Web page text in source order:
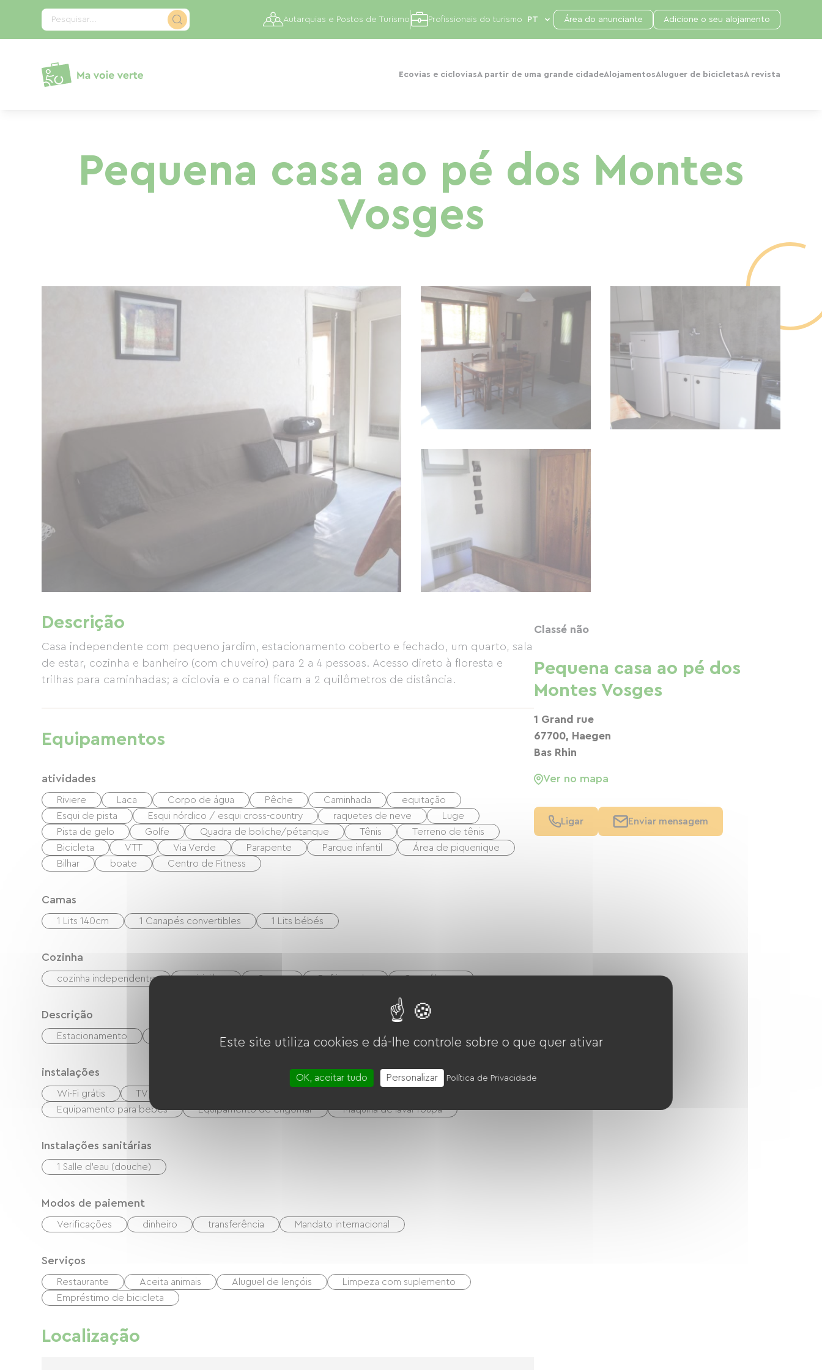
Pesquisar...
Ecovias e cicloviasA partir de uma grande cidadeAlojamentosAluguer de bicicletasA revista
Autarquias e Postos de Turismo Profissionais do turismo Área do anunciante Adicione o seu alojamento
Pequena casa ao pé dos Montes
Vosges
Descrição
Casa independente com pequeno jardim, estacionamento coberto e fechado, um quarto, sala
de estar, cozinha e banheiro (com chuveiro) para 2 a 4 pessoas. Acesso direto à floresta e
trilhas para caminhadas; a ciclovia e o canal ficam a 2 quilômetros de distância.
Equipamentos
atividades
Riviere Laca Corpo de água Pêche Caminhada
equitação
Esqui de pista
Esqui nórdico / esqui cross-country raquetes de neve
Luge
Pista de gelo
Golfe Quadra de boliche/pétanque Tênis
Terreno de tênis
Bicicleta
VTT Via Verde Parapente Parque infantil
Área de piquenique
Bilhar
boate Centro de Fitness
Camas
1 Lits 140cm 1 Canapés convertibles 1 Lits bébés
Cozinha
cozinha independente cuisinière Quatro Refrigerador Congélateur
Descrição
Estacionamento terreno privado fechado Sala de estar/Sala de TV
instalações
Wi-Fi grátis TV
Equipamento para bebês
Equipamento de engomar Máquina de lavar roupa
Instalações sanitárias
1 Salle d'eau (douche)
Modos de paiement
Verificações dinheiro transferência Mandato internacional
Serviços
Restaurante Aceita animais Aluguel de lençóis
Limpeza com suplemento
Empréstimo de bicicleta
Localização
Classé não
Pequena casa ao pé dos
Montes Vosges
1 Grand rue
67700, Haegen
Bas Rhin
Ver no mapa
Ligar Enviar mensagem
Painel de Gerenciamento de Cookies
Este site utiliza cookies e dá-lhe controle sobre o que quer ativar
OK, aceitar tudo Personalizar Política de Privacidade